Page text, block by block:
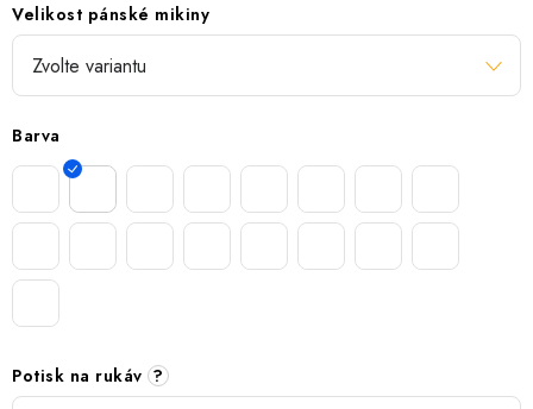
Velikost pánské mikiny
Barva
Potisk na rukáv ?